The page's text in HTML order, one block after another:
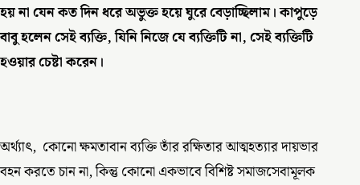
হয় না যেন কত দিন ধরে অভুক্ত হয়ে ঘুরে বেড়াচ্ছিলাম। কাপুড়ে
বাবু হলেন সেই ব্যক্তি, যিনি নিজে যে ব্যক্তিটি না, সেই ব্যক্তিটি
হওয়ার চেষ্টা করেন।
অর্থ্যাৎ, কোনো ক্ষমতাবান ব্যক্তি তাঁর রক্ষিতার আত্মহত্যার দায়ভার
বহন করতে চান না, কিন্তু কোনো একভাবে বিশিষ্ট সমাজসেবামূলক